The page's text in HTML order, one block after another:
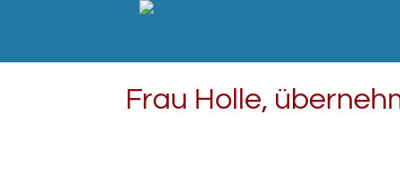
Frau Holle,